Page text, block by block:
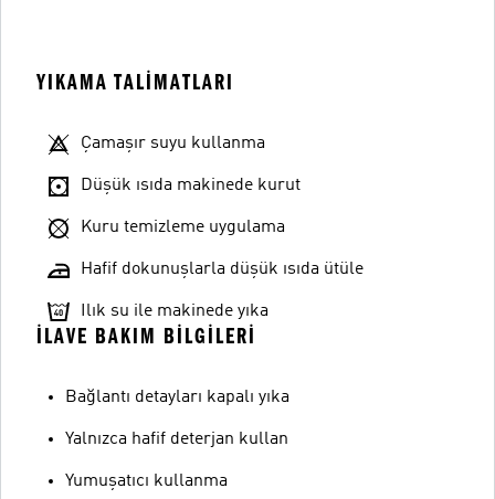
YIKAMA TALIMATLARI
Çamaşır suyu kullanma
Düşük ısıda makinede kurut
Kuru temizleme uygulama
Hafif dokunuşlarla düşük ısıda ütüle
Ilık su ile makinede yıka
İLAVE BAKIM BILGILERI
Bağlantı detayları kapalı yıka
Yalnızca hafif deterjan kullan
Yumuşatıcı kullanma